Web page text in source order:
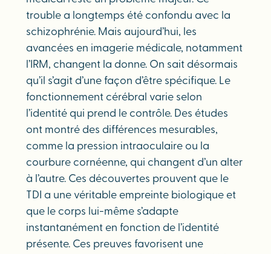
trouble a longtemps été confondu avec la
schizophrénie. Mais aujourd’hui, les
avancées en imagerie médicale, notamment
l’IRM, changent la donne. On sait désormais
qu’il s’agit d’une façon d’être spécifique. Le
fonctionnement cérébral varie selon
l’identité qui prend le contrôle. Des études
ont montré des différences mesurables,
comme la pression intraoculaire ou la
courbure cornéenne, qui changent d’un alter
à l’autre. Ces découvertes prouvent que le
TDI a une véritable empreinte biologique et
que le corps lui-même s’adapte
instantanément en fonction de l’identité
présente. Ces preuves favorisent une